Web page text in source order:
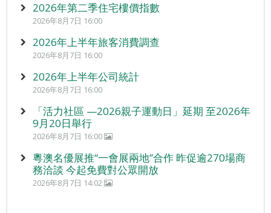
2026年第二季住宅樓價指數
2026年8月7日 16:00
2026年上半年旅客消費調查
2026年8月7日 16:00
2026年上半年公司統計
2026年8月7日 16:00
「活力社區 —2026親子運動日」延期 至2026年
9月20日舉行
2026年8月7日 16:00
粵澳名優展推“一會展兩地”合作 昨促逾270場商
務洽談 今起免費對公眾開放
2026年8月7日 14:02